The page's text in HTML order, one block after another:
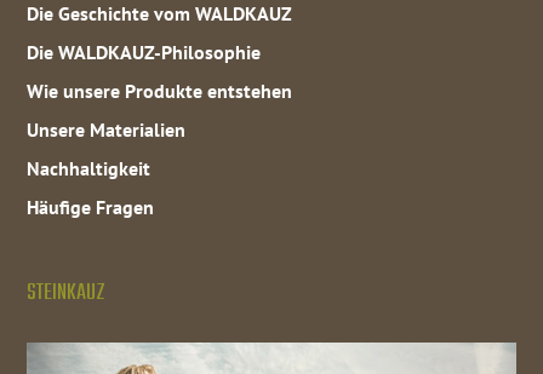
Die Geschichte vom WALDKAUZ
Die WALDKAUZ-Philosophie
Wie unsere Produkte entstehen
Unsere Materialien
Nachhaltigkeit
Häufige Fragen
STEINKAUZ